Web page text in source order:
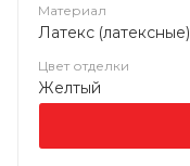
Материал
Латекс (латексные)
Цвет отделки
Желтый